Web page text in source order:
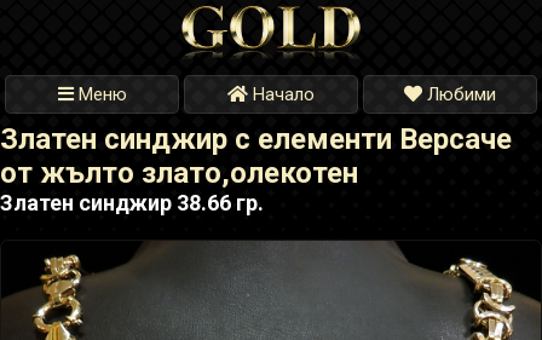
Меню Начало Любими
Златен синджир с елементи Версаче
от жълто злато,олекотен
Златен синджир 38.66 гр.